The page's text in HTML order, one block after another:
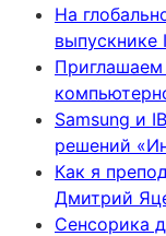
На
выпускнике
Samsung и
решений
Как я
Дмитрий
Сенсорика